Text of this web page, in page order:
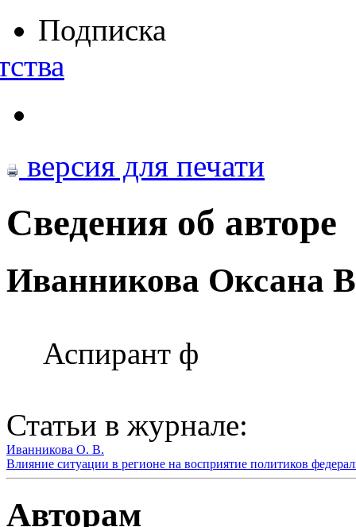
Подписка
версия для печати
Сведения об авторе
Иванникова Оксана
Аспирант ф
Статьи в журнале:
Иванникова О. В.
Влияние ситуации в регионе на восприятие политиков
Авторам